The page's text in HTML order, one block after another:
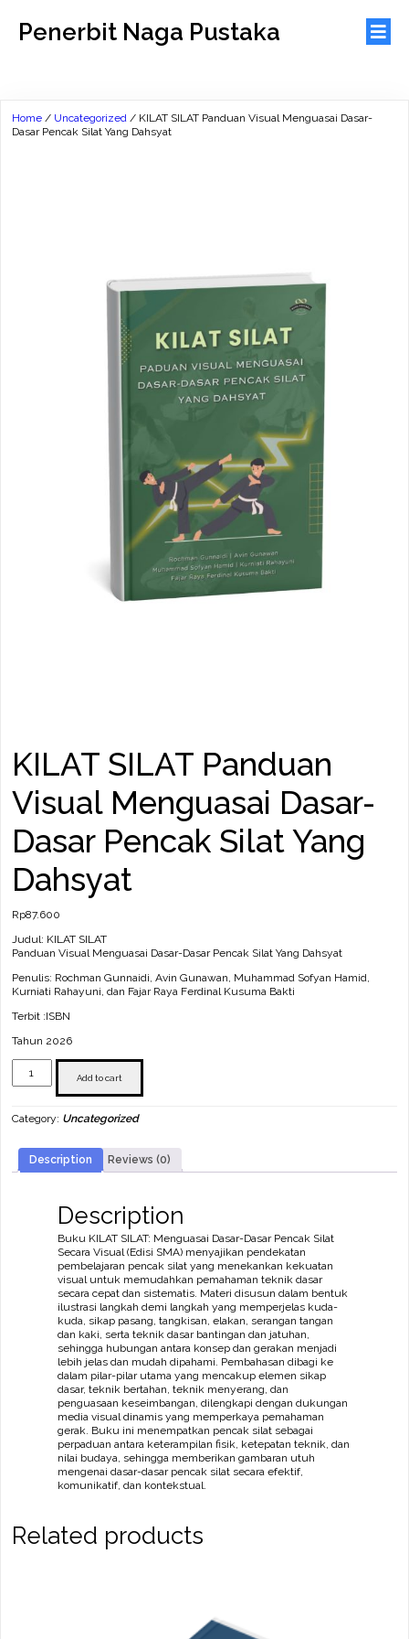
Penerbit Naga Pustaka
Home / Uncategorized / KILAT SILAT Panduan Visual Menguasai Dasar-
Dasar Pencak Silat Yang Dahsyat
KILAT SILAT Panduan
Visual Menguasai Dasar-
Dasar Pencak Silat Yang
Dahsyat
Rp87.600
Judul: KILAT SILAT
Panduan Visual Menguasai Dasar-Dasar Pencak Silat Yang Dahsyat
Penulis: Rochman Gunnaidi, Avin Gunawan, Muhammad Sofyan Hamid,
Kurniati Rahayuni, dan Fajar Raya Ferdinal Kusuma Bakti
Terbit :ISBN
Tahun 2026
KILAT
SILAT
Menguasai
Dasar
Pencak
Silat
Add to cart
Category: Uncategorized
Description Reviews (0)
Description
Buku KILAT SILAT: Menguasai Dasar-Dasar Pencak Silat
Secara Visual (Edisi SMA) menyajikan pendekatan
pembelajaran pencak silat yang menekankan kekuatan
visual untuk memudahkan pemahaman teknik dasar
secara cepat dan sistematis. Materi disusun dalam bentuk
ilustrasi langkah demi langkah yang memperjelas kuda-
kuda, sikap pasang, tangkisan, elakan, serangan tangan
dan kaki, serta teknik dasar bantingan dan jatuhan,
sehingga hubungan antara konsep dan gerakan menjadi
lebih jelas dan mudah dipahami. Pembahasan dibagi ke
dalam pilar-pilar utama yang mencakup elemen sikap
dasar, teknik bertahan, teknik menyerang, dan
penguasaan keseimbangan, dilengkapi dengan dukungan
media visual dinamis yang memperkaya pemahaman
gerak. Buku ini menempatkan pencak silat sebagai
perpaduan antara keterampilan fisik, ketepatan teknik, dan
nilai budaya, sehingga memberikan gambaran utuh
mengenai dasar-dasar pencak silat secara efektif,
komunikatif, dan kontekstual.
Related products